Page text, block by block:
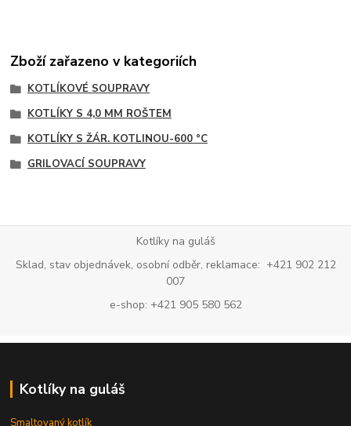
Zboží zařazeno v kategoriích
KOTLÍKOVÉ SOUPRAVY
KOTLÍKY S 4,0 MM ROŠTEM
KOTLÍKY S ŽÁR. KOTLINOU-600 °C
GRILOVACÍ SOUPRAVY
Kotlíky na guláš
Sklad, stav objednávek, osobní odběr, reklamace: +421 902 212
007
e-shop: +421 905 580 562
Kotlíky na guláš
Smaltovaný kotlík